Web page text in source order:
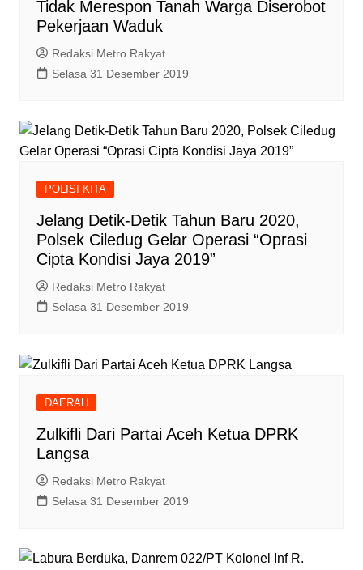
Tidak Merespon Tanah Warga Diserobot
Pekerjaan Waduk
Redaksi Metro Rakyat
Selasa 31 Desember 2019
POLISI KITA
Jelang Detik-Detik Tahun Baru 2020,
Polsek Ciledug Gelar Operasi “Oprasi
Cipta Kondisi Jaya 2019”
Redaksi Metro Rakyat
Selasa 31 Desember 2019
DAERAH
Zulkifli Dari Partai Aceh Ketua DPRK
Langsa
Redaksi Metro Rakyat
Selasa 31 Desember 2019